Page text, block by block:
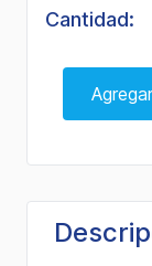
Cantidad: